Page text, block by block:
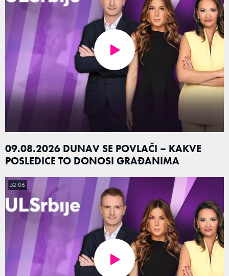
09.08.2026 DUNAV SE POVLAČI – KAKVE
POSLEDICE TO DONOSI GRAĐANIMA
52:06